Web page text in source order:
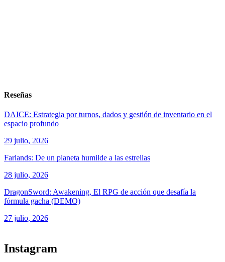
Reseñas
DAICE: Estrategia por turnos, dados y gestión de inventario en el
espacio profundo
29 julio, 2026
Farlands: De un planeta humilde a las estrellas
28 julio, 2026
DragonSword: Awakening, El RPG de acción que desafía la
fórmula gacha (DEMO)
27 julio, 2026
Instagram